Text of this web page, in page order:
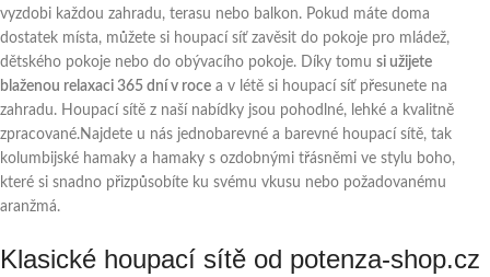
vyzdobi každou zahradu, terasu nebo balkon. Pokud máte doma
dostatek místa, můžete si houpací síť zavěsit do pokoje pro mládež,
dětského pokoje nebo do obývacího pokoje. Díky tomu si užijete
blaženou relaxaci 365 dní v roce a v létě si houpací síť přesunete na
zahradu. Houpací sítě z naší nabídky jsou pohodlné, lehké a kvalitně
zpracované.Najdete u nás jednobarevné a barevné houpací sítě, tak
kolumbijské hamaky a hamaky s ozdobnými třásněmi ve stylu boho,
které si snadno přizpůsobíte ku svému vkusu nebo požadovanému
aranžmá.
Klasické houpací sítě od potenza-shop.cz